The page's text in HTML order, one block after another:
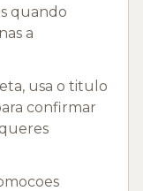
quando
a
usa o titulo
confirmar